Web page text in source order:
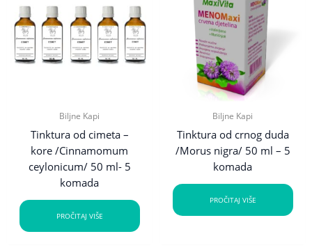
Biljne Kapi
Tinktura od cimeta –
kore /Cinnamomum
ceylonicum/ 50 ml- 5
komada
PROČITAJ VIŠE
Biljne Kapi
Tinktura od crnog duda
/Morus nigra/ 50 ml – 5
komada
PROČITAJ VIŠE